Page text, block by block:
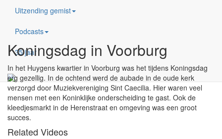
Uitzending gemist
Podcasts
35 jaar
Koningsdag in Voorburg
In het Huygens kwartier in Voorburg was het tijdens Koningsdag
erg gezellig. In de ochtend werd de aubade in de oude kerk
verzorgd door Muziekvereniging Sint Caecilia. Hier waren veel
mensen met een Koninklijke onderscheiding te gast. Ook de
kleedjesmarkt in de Herenstraat en omgeving was een groot
succes.
Related Videos